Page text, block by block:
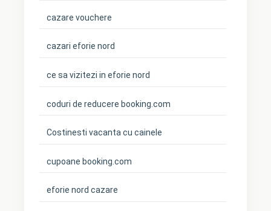
cazare vouchere
cazari eforie nord
ce sa vizitezi in eforie nord
coduri de reducere booking.com
Costinesti vacanta cu cainele
cupoane booking.com
eforie nord cazare